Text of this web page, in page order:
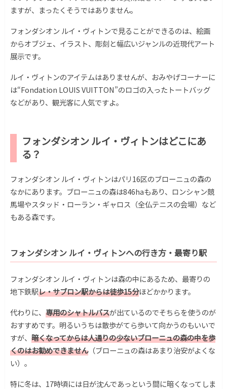
ますが、まったくそうではありません。
フォンダシオン ルイ・ヴィトンで見ることができるのは、絵画
からオブジェ、イラスト、彫刻と幅広いジャンルの近現代アート
展示です。
ルイ・ヴィトンのアイテムはありませんが、おみやげコーナーに
は“Fondation LOUIS VUITTON”のロゴの入ったトートバッグ
などがあり、観光客に人気ですよ。
フォンダシオン ルイ・ヴィトンはどこにあ
る？
フォンダシオン ルイ・ヴィトンはパリ16区のブローニュの森の
なかにあります。ブローニュの森は846haもあり、ロンシャン競
馬場やスタッド・ローラン・ギャロス（全仏テニスの会場）など
もある森です。
フォンダシオン ルイ・ヴィトンへの行き方・最寄り駅
フォンダシオン ルイ・ヴィトンは森の中にあるため、最寄りの
地下鉄駅レ・サブロン駅からは徒歩15分ほどかかります。
代わりに、 専用のシャトルバスが出ているのでそちらを使うのが
おすすめです。明るいうちは散歩がてら歩いて向かうのもいいで
すが、 暗くなってからは人通りの少ないブローニュの森の中を歩
くのはお勧めできません（ブローニュの森はあまり治安がよくな
い）。
特に冬は、17時頃には日が沈んであっという間に暗くなってしま